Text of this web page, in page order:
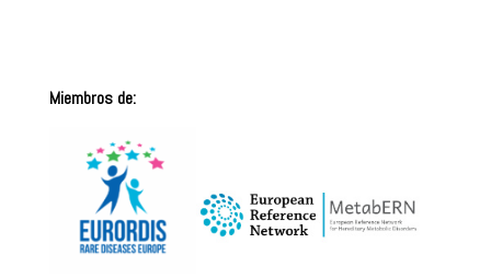
Miembros de: